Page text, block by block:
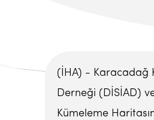
(İHA) - Karacadağ
Derneği (DİSİAD)
Kümeleme